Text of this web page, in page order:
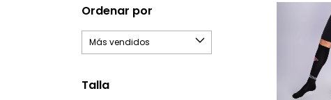
Ordenar por
Talla